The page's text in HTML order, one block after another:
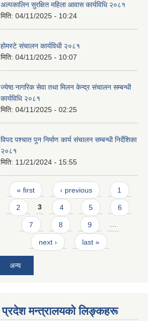
अल्पकालिन सुरक्षित महिला आवास कार्यविधि २०८१
मिति: 04/11/2025 - 10:24
होमस्टे संचालन कार्यविधी २०८१
मिति: 04/11/2025 - 10:07
ज्येष्ठ नागरिक सेवा तथा मिलन केन्द्र संचालन सम्बन्धी
कार्यविधि २०८१
मिति: 04/11/2025 - 02:25
विपद पश्चात पुन निर्माण कार्य संचालन सम्बन्धी निर्देशिका
२०८१
मिति: 11/21/2024 - 15:55
Pages
« first ‹ previous 1
2 3 4 5 6
7 8 9 …
next › last »
अन्य
प्रदेश मन्त्रालयको लिङ्कहरू